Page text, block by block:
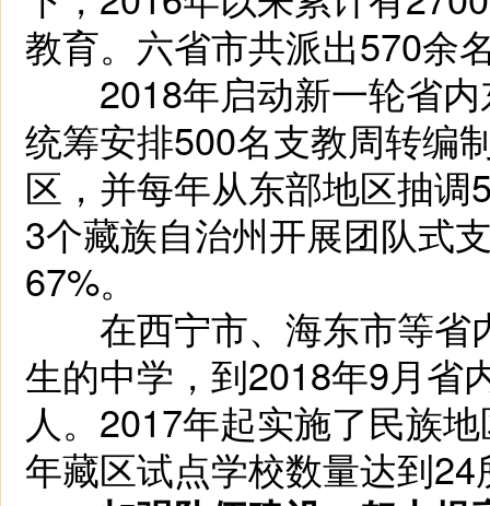
教育。六省市共派出570余
2018年启动新一轮省内
统筹安排500名支教周转编
区，并每年从东部地区抽
3个藏族自治州开展团队式
67%。
在西宁市、海东市等省
生的中学，到2018年9月省
人。2017年起实施了民族
年藏区试点学校数量达到